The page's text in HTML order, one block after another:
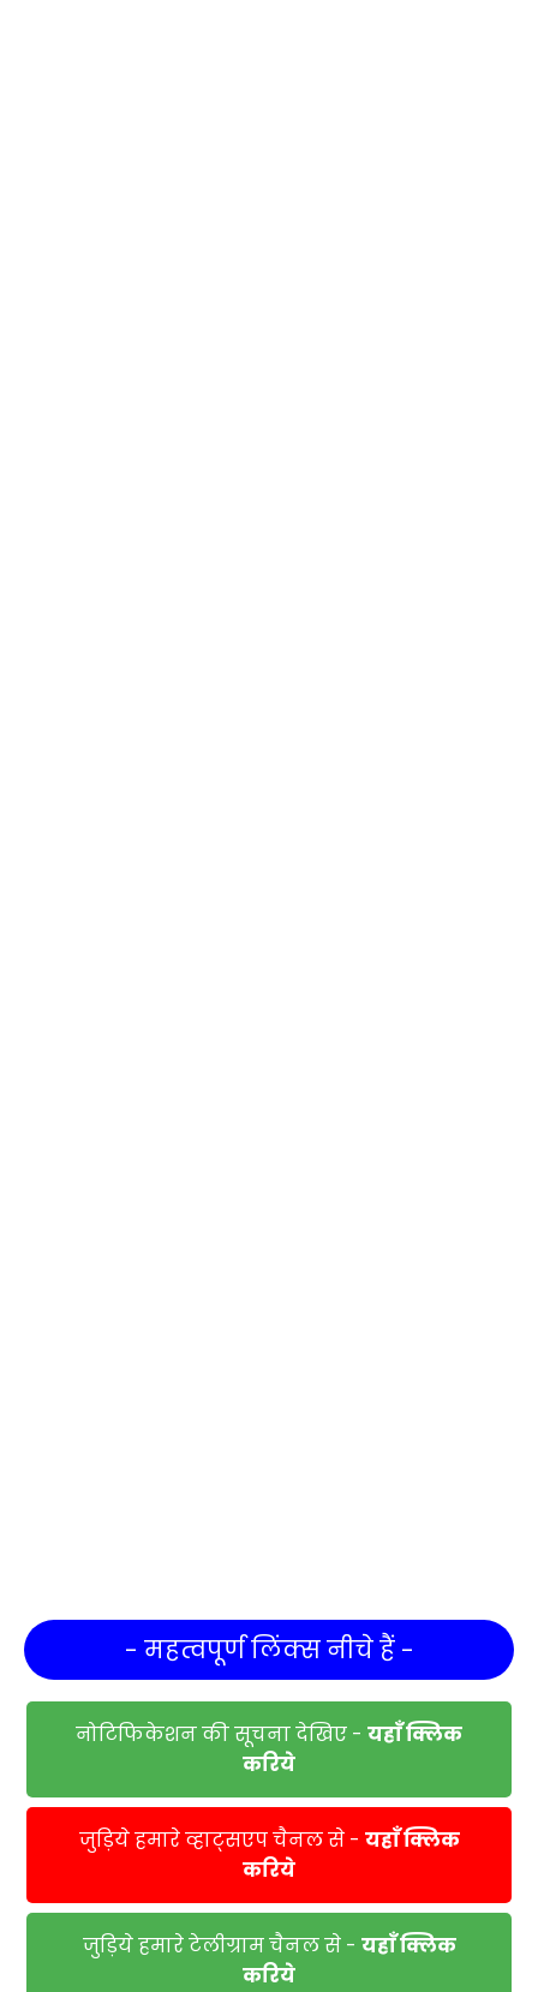
- महत्वपूर्ण लिंक्स नीचे हैं -
नोटिफिकेशन की सूचना देखिए - यहाँ क्लिक
करिये
जुड़िये हमारे व्हाट्सएप चैनल से - यहाँ क्लिक
करिये
जुड़िये हमारे टेलीग्राम चैनल से - यहाँ क्लिक
करिये